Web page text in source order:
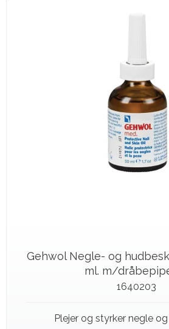
Gehwol Negle- og
ml. m/
1640203
Plejer og styrker negle